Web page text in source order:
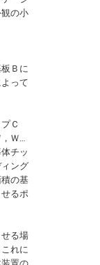
の小
Ｂに
って
Ｃ
，Ｗ…
チッ
ング
の基
るポ
る場
れに